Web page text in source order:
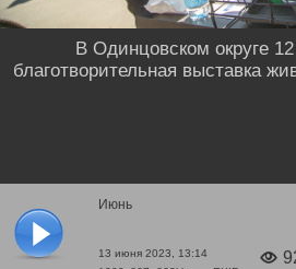
Июнь
13 июня 2023, 13:14
В Одинцовском округе
благотворительная выставка